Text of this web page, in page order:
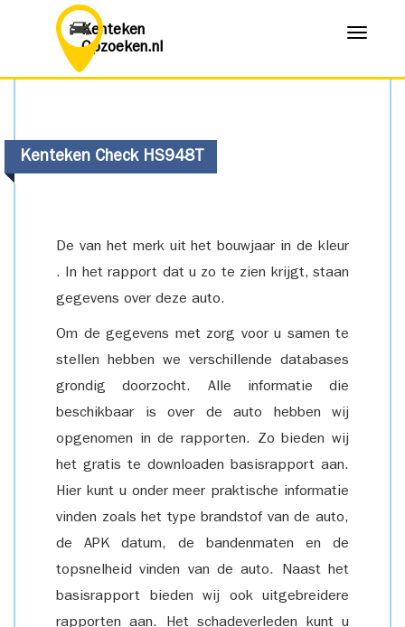
Kenteken
Opzoeken.nl
Menu
Kenteken Check HS948T
De van het merk uit het bouwjaar in de kleur
. In het rapport dat u zo te zien krijgt, staan
gegevens over deze auto.
Om de gegevens met zorg voor u samen te
stellen hebben we verschillende databases
grondig doorzocht. Alle informatie die
beschikbaar is over de auto hebben wij
opgenomen in de rapporten. Zo bieden wij
het gratis te downloaden basisrapport aan.
Hier kunt u onder meer praktische informatie
vinden zoals het type brandstof van de auto,
de APK datum, de bandenmaten en de
topsnelheid vinden van de auto. Naast het
basisrapport bieden wij ook uitgebreidere
rapporten aan. Het schadeverleden kunt u